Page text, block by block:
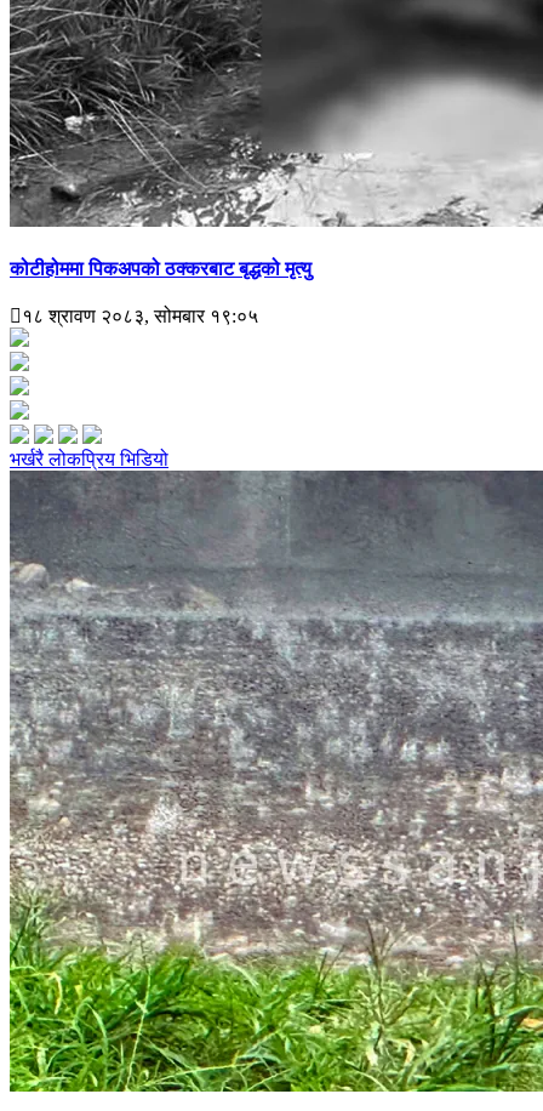
कोटीहोममा पिकअपको ठक्करबाट बृद्धको मृत्यु
१८ श्रावण २०८३, सोमबार १९:०५
भर्खरैलोकप्रियभिडियो